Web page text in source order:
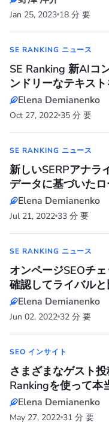
Jan 25, 2023 18 分 要
SE RANKING ニュース
SE Ranking 新AIコ
ンドリーなテキス
Elena Demianenko
Oct 27, 2022 35 分 要
SE RANKING ニュース
新しいSERPアナラ
データに基づいた
Elena Demianenko
Jul 21, 2022 33 分 要
SE RANKING ニュース
オンページSEOチ
確認してライバル
Elena Demianenko
Jun 02, 2022 32 分 要
SEO インサイト
さまざまなゲスト
Rankingを使って本
Elena Demianenko
May 27, 2022 31 分 要